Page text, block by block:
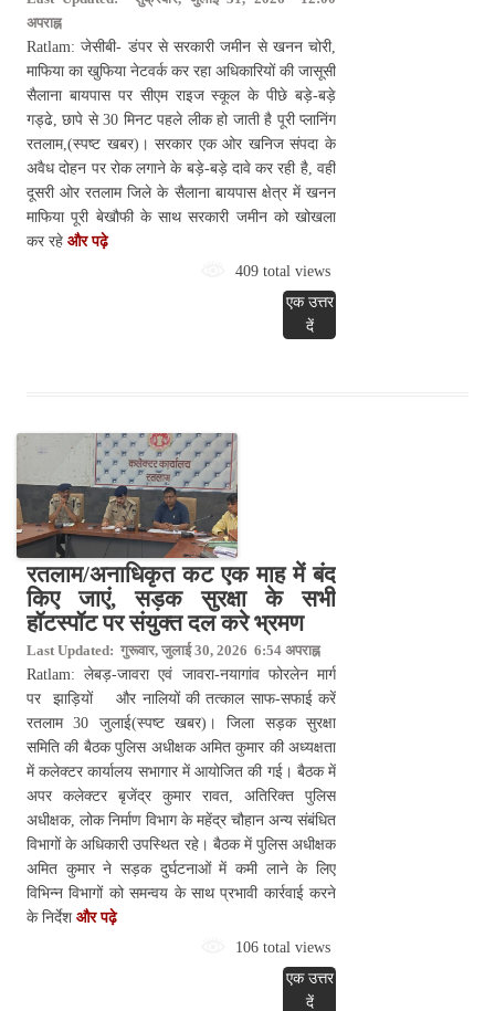
अपराह्न
Ratlam: जेसीबी- डंपर से सरकारी जमीन से खनन चोरी,
माफिया का खुफिया नेटवर्क कर रहा अधिकारियों की जासूसी
सैलाना बायपास पर सीएम राइज स्कूल के पीछे बड़े-बड़े
गड्ढे, छापे से 30 मिनट पहले लीक हो जाती है पूरी प्लानिंग
रतलाम,(स्पष्ट खबर)। सरकार एक ओर खनिज संपदा के
अवैध दोहन पर रोक लगाने के बड़े-बड़े दावे कर रही है, वहीं
दूसरी ओर रतलाम जिले के सैलाना बायपास क्षेत्र में खनन
माफिया पूरी बेखौफी के साथ सरकारी जमीन को खोखला
कर रहे और पढ़े
409 total views
एक उत्तर
दें
रतलाम/अनाधिकृत कट एक माह में बंद
किए जाएं, सड़क सुरक्षा के सभी
हॉटस्पॉट पर संयुक्त दल करे भ्रमण
Last Updated: गुरूवार, जुलाई 30, 2026 6:54 अपराह्न
Ratlam: लेबड़-जावरा एवं जावरा-नयागांव फोरलेन मार्ग
पर झाड़ियों और नालियों की तत्काल साफ-सफाई करें
रतलाम 30 जुलाई(स्पष्ट खबर)। जिला सड़क सुरक्षा
समिति की बैठक पुलिस अधीक्षक अमित कुमार की अध्यक्षता
में कलेक्टर कार्यालय सभागार में आयोजित की गई। बैठक में
अपर कलेक्टर बृजेंद्र कुमार रावत, अतिरिक्त पुलिस
अधीक्षक, लोक निर्माण विभाग के महेंद्र चौहान अन्य संबंधित
विभागों के अधिकारी उपस्थित रहे। बैठक में पुलिस अधीक्षक
अमित कुमार ने सड़क दुर्घटनाओं में कमी लाने के लिए
विभिन्न विभागों को समन्वय के साथ प्रभावी कार्रवाई करने
के निर्देश और पढ़े
106 total views
एक उत्तर
दें